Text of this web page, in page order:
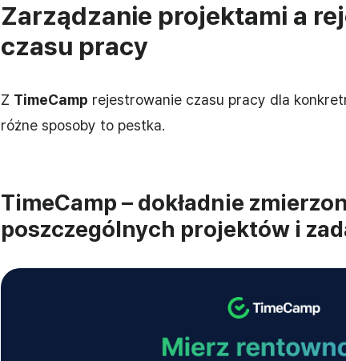
Zarządzanie projektami a
czasu pracy
Z TimeCamp rejestrowanie czasu pracy dla
różne sposoby to pestka.
TimeCamp – dokładnie
poszczególnych projektów i